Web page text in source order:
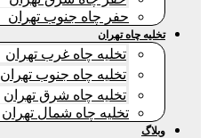
حفر چاه جنوب تهران
تخلیه چاه تهران
تخلیه چاه غرب تهران
تخلیه چاه جنوب تهران
تخلیه چاه شرق تهران
تخلیه چاه شمال تهران
وبلاگ